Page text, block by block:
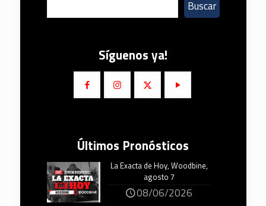
Buscar
Síguenos ya!
Últimos Pronósticos
La Exacta de Hoy, Woodbine,
agosto 7
08/06/2026